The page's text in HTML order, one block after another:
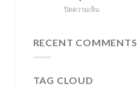
ที่
ในปี
แล้ว
ไฟฟ้า
ปิดความเห็นบน
switch
RECENT COMMENTS
TAG CLOUD